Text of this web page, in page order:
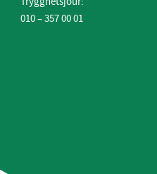
010 – 357 00 01